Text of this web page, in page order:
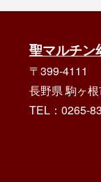
聖マルチン
〒399-4111
長野県 駒ヶ
TEL：0265-